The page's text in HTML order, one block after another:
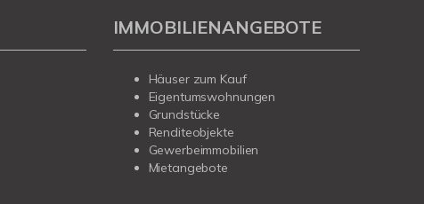
IMMOBILIENANGEBOTE
Häuser zum Kauf
Eigentumswohnungen
Grundstücke
Renditeobjekte
Gewerbeimmobilien
Mietangebote